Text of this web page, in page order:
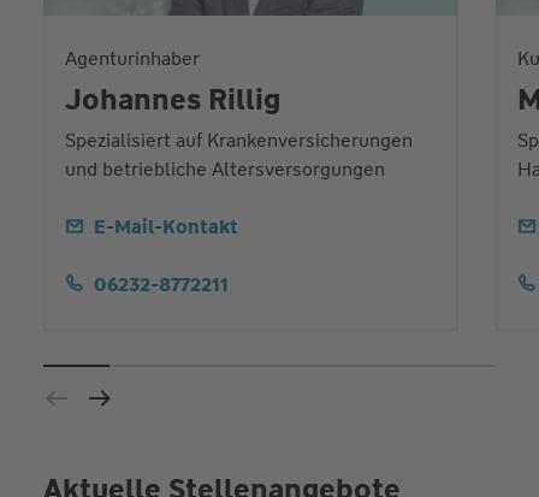
Agenturinhaber
Johannes Rillig
Spezialisiert auf Krankenversicherungen
und betriebliche Altersversorgungen
E-Mail-Kontakt
06232-8772211